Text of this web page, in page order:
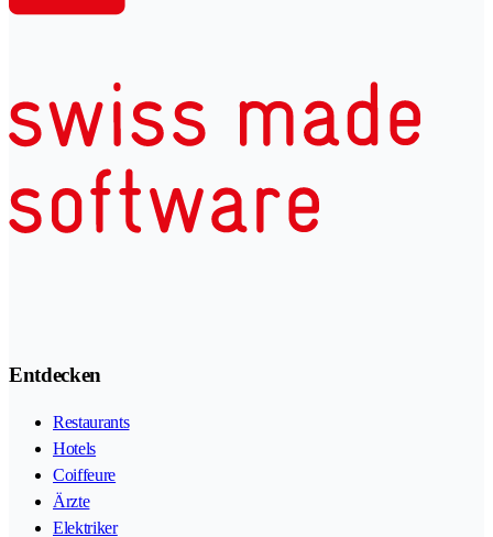
Entdecken
Restaurants
Hotels
Coiffeure
Ärzte
Elektriker